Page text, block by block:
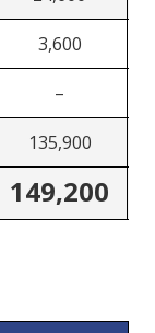
3,600
–
135,900
149,200